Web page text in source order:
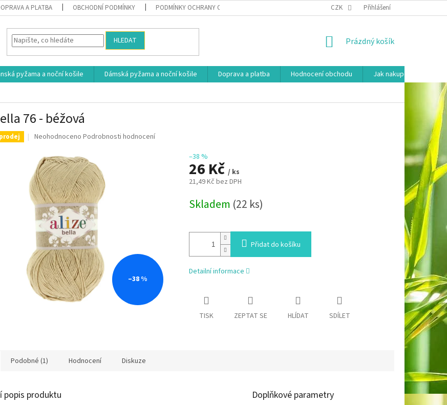
A PLATBA OBCHODNÍ PODMÍNKY PODMÍNKY OCHRANY OSOBNÍCH ÚDAJŮ HODNOCENÍ OBCHODU MOJE OBJEDNÁVKA
CZK Přihlášení
HLEDAT
NÁKUPNÍ
Prázdný košík
pyžama a noční košile Dámská pyžama a noční košile Doprava a platba Hodnocení obchodu Jak nakupovat
76 - béžová
Průměrné
produktu
je
0,0
z
5
hvězdiček.
Neohodnoceno Podrobnosti hodnocení
–38 %
–38 %
26 Kč / ks
21,49 Kč bez DPH
cena:
Skladem (22 ks)
Přidat do košíku
Detailní informace
TISK ZEPTAT SE HLÍDAT SDÍLET
Podobné (1) Hodnocení Diskuze
popis produktu Doplňkové parametry